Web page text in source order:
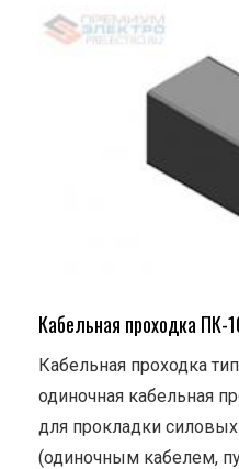
Кабельная проходка ПК-
Кабельная проходка
одиночная кабельная
для прокладки
(одиночным кабелем,